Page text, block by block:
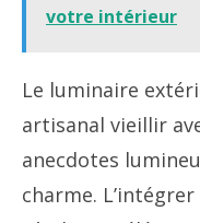
votre intérieur
Le luminaire
artisanal vieillir
anecdotes
charme.